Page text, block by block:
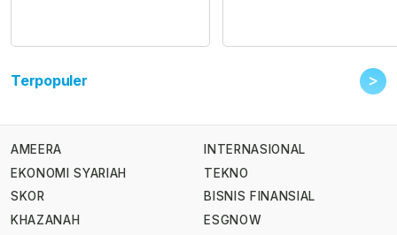
Terpopuler >
AMEERA
EKONOMI SYARIAH
SKOR
KHAZANAH
INTERNASIONAL
TEKNO
BISNIS FINANSIAL
ESGNOW